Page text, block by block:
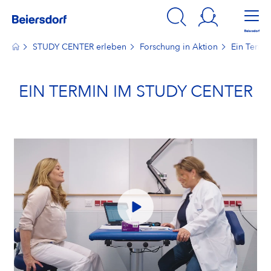
STUDY CENTER erleben Forschung in Aktion Ein
EIN TERMIN IM STUDY CENTER